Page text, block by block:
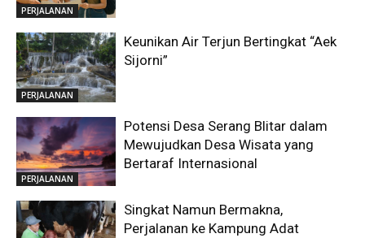
PERJALANAN
PERJALANAN
Keunikan Air Terjun Bertingkat “Aek
Sijorni”
PERJALANAN
Potensi Desa Serang Blitar dalam
Mewujudkan Desa Wisata yang
Bertaraf Internasional
Singkat Namun Bermakna,
Perjalanan ke Kampung Adat